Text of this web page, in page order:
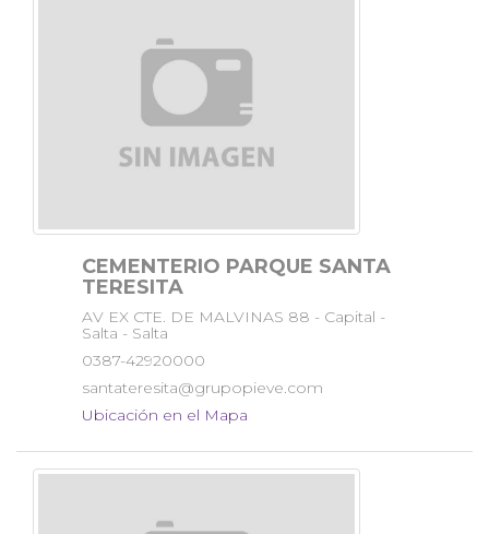
CEMENTERIO PARQUE SANTA
TERESITA
AV EX CTE. DE MALVINAS 88 - Capital -
Salta - Salta
0387-42920000
santateresita@grupopieve.com
Ubicación en el Mapa